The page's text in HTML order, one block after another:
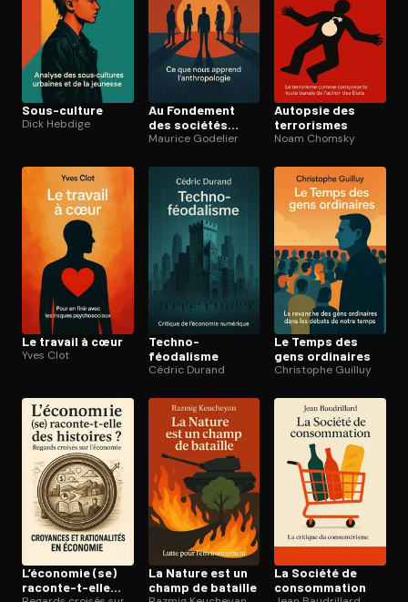
Sous-culture
Dick Hebdige
Au Fondement
des sociétés
humaines
Maurice Godelier
Autopsie des
terrorismes
Noam Chomsky
Le travail à cœur
Yves Clot
Techno-
féodalisme
Cédric Durand
Le Temps des
gens ordinaires
Christophe Guilluy
L’économie (se)
raconte-t-elle
La Nature est un
champ de bataille
La Société de
consom­ma­tion